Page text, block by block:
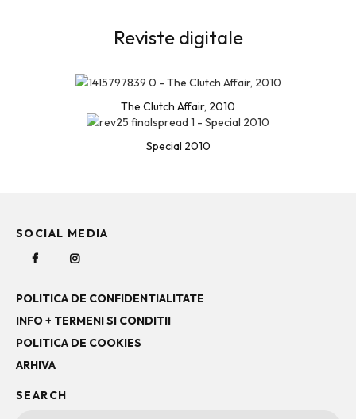
Reviste digitale
The Clutch Affair, 2010
Special 2010
SOCIAL MEDIA
POLITICA DE CONFIDENTIALITATE
INFO + TERMENI SI CONDITII
POLITICA DE COOKIES
ARHIVA
SEARCH